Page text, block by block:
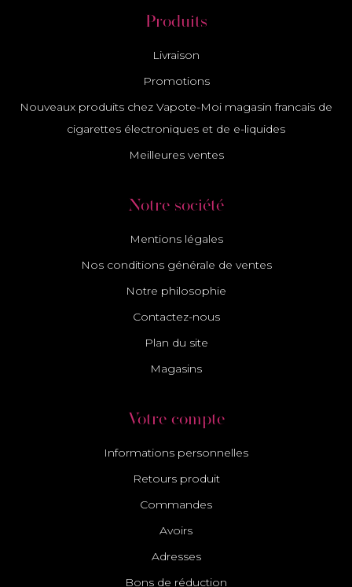
Produits
Livraison
Promotions
Nouveaux produits chez Vapote-Moi magasin francais de
cigarettes électroniques et de e-liquides
Meilleures ventes
Notre société
Mentions légales
Nos conditions générale de ventes
Notre philosophie
Contactez-nous
Plan du site
Magasins
Votre compte
Informations personnelles
Retours produit
Commandes
Avoirs
Adresses
Bons de réduction